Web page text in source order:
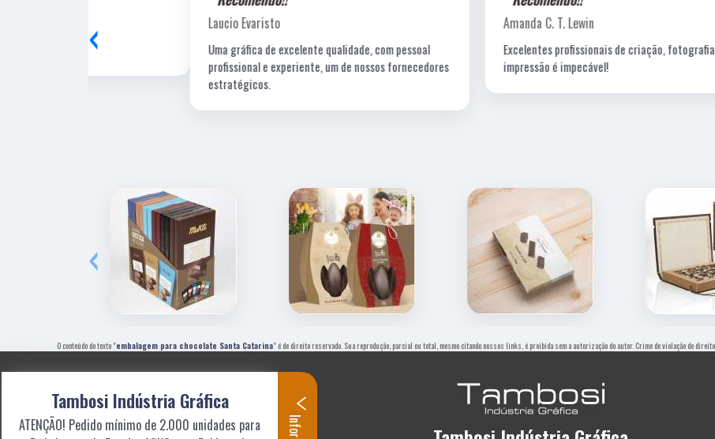
Uma gráfica de excelente qualidade, com pessoal
profissional e experiente, um de nossos fornecedores
Excelentes profissionais de criação, fotografia e a
impressão é impecável!
‹
‹
O conteúdo do texto "embalagem para chocolate Santa Catarina" é de direito reservado. Sua reprodução, parcial ou total, mesmo citando nossos links, é proibida sem a autorização do autor. Crime de violação de
Tambosi Indústria Gráfica
ATENÇÃO! Pedido mínimo de 2.000 unidades para